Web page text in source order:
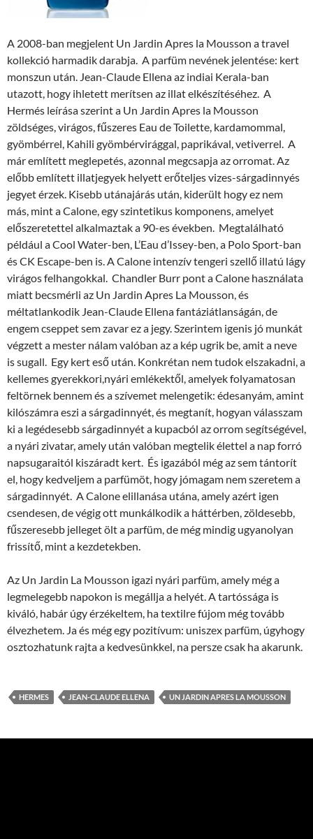
A 2008-ban megjelent Un Jardin Apres la Mousson a travel
kollekció harmadik darabja. A parfüm nevének jelentése: kert
monszun után. Jean-Claude Ellena az indiai Kerala-ban
utazott, hogy ihletett merítsen az illat elkészítéséhez. A
Hermés leírása szerint a Un Jardin Apres la Mousson
zöldséges, virágos, fűszeres Eau de Toilette, kardamommal,
gyömbérrel, Kahili gyömbérvirággal, paprikával, vetiverrel. A
már említett meglepetés, azonnal megcsapja az orromat. Az
előbb említett illatjegyek helyett erőteljes vizes-sárgadinnyés
jegyet érzek. Kisebb utánajárás után, kiderült hogy ez nem
más, mint a Calone, egy szintetikus komponens, amelyet
előszeretettel alkalmaztak a 90-es években. Megtalálható
például a Cool Water-ben, L’Eau d’Issey-ben, a Polo Sport-ban
és CK Escape-ben is. A Calone intenzív tengeri szellő illatú lágy
virágos felhangokkal. Chandler Burr pont a Calone használata
miatt becsmérli az Un Jardin Apres La Mousson, és
méltatlankodik Jean-Claude Ellena fantáziátlanságán, de
engem cseppet sem zavar ez a jegy. Szerintem igenis jó munkát
végzett a mester nálam valóban az a kép ugrik be, amit a neve
is sugall. Egy kert eső után. Konkrétan nem tudok elszakadni, a
kellemes gyerekkori,nyári emlékektől, amelyek folyamatosan
feltörnek bennem és a szívemet melengetik: édesanyám, amint
kilószámra eszi a sárgadinnyét, és megtanít, hogyan válasszam
ki a legédesebb sárgadinnyét a kupacból az orrom segítségével,
a nyári zivatar, amely után valóban megtelik élettel a nap forró
napsugaraitól kiszáradt kert. És igazából még az sem tántorít
el, hogy kedveljem a parfümöt, hogy jómagam nem szeretem a
sárgadinnyét. A Calone elillanása utána, amely azért igen
csendesen, de végig ott munkálkodik a háttérben, zöldesebb,
fűszeresebb jelleget ölt a parfüm, de még mindig ugyanolyan
frissítő, mint a kezdetekben.
Az Un Jardin La Mousson igazi nyári parfüm, amely még a
legmelegebb napokon is megállja a helyét. A tartóssága is
kiváló, habár úgy érzékeltem, ha textilre fújom még tovább
élvezhetem. Ja és még egy pozitívum: uniszex parfüm, úgyhogy
osztozhatunk rajta a kedvesünkkel, na persze csak ha akarunk.
HERMES JEAN-CLAUDE ELLENA UN JARDIN APRES LA MOUSSON